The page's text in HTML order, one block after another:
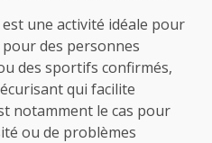
une activité idéale pour
des personnes
des sportifs confirmés,
qui facilite
notamment le cas pour
ou de problèmes